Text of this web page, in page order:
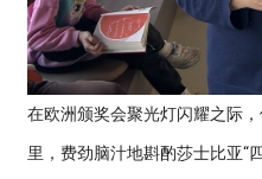
在欧洲颁奖会聚光灯闪耀之际
里，费劲脑汁地斟酌莎士比亚“